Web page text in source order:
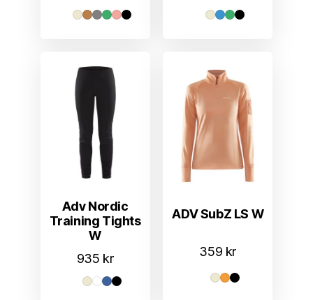
Adv Nordic
Training Tights
W
935 kr
ADV SubZ LS W
359 kr